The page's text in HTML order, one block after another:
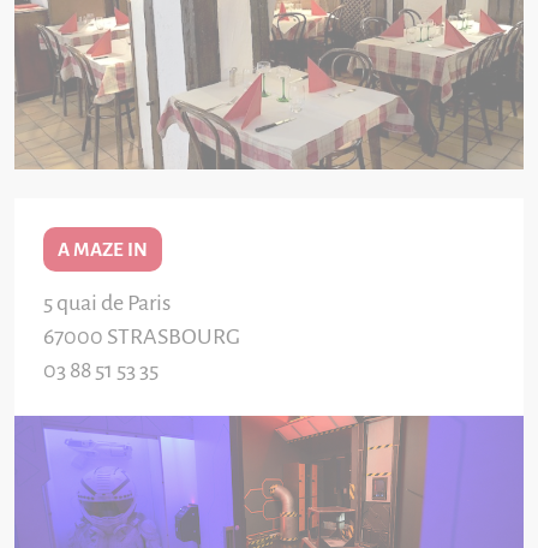
A MAZE IN
5 quai de Paris
67000 STRASBOURG
03 88 51 53 35